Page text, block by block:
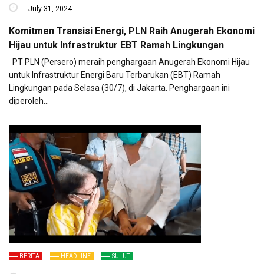
July 31, 2024
Komitmen Transisi Energi, PLN Raih Anugerah Ekonomi
Hijau untuk Infrastruktur EBT Ramah Lingkungan
PT PLN (Persero) meraih penghargaan Anugerah Ekonomi Hijau
untuk Infrastruktur Energi Baru Terbarukan (EBT) Ramah
Lingkungan pada Selasa (30/7), di Jakarta. Penghargaan ini
diperoleh…
BERITA HEADLINE SULUT